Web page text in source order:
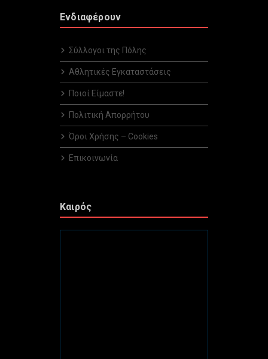
Ενδιαφέρουν
Σύλλογοι της Πόλης
Αθλητικές Εγκαταστάσεις
Ποιοί Είμαστε!
Πολιτική Απορρήτου
Όροι Χρήσης – Cookies
Επικοινωνία
Καιρός